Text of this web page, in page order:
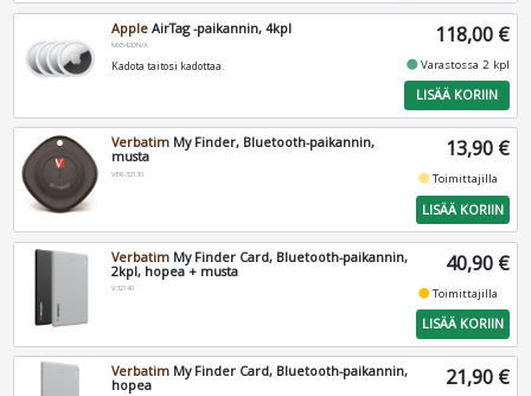
Apple AirTag -paikannin, 4kpl
MX542DN/A
Kadota taitosi kadottaa.
118,00 €
fiber_manual_recordVarastossa 2 kpl
LISÄÄ KORIIN
Verbatim My Finder, Bluetooth-paikannin,
musta
VER-32130
13,90 €
fiber_manual_recordToimittajilla
LISÄÄ KORIIN
Verbatim My Finder Card, Bluetooth-paikannin,
2kpl, hopea + musta
V32140
40,90 €
fiber_manual_recordToimittajilla
LISÄÄ KORIIN
Verbatim My Finder Card, Bluetooth-paikannin,
hopea
21,90 €